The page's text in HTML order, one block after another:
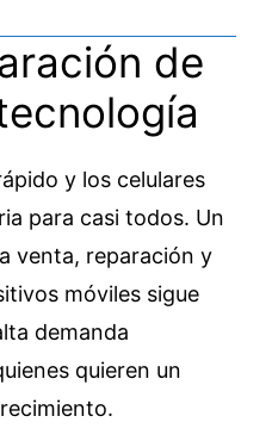
de
y los celulares
para casi todos. Un
venta, reparación y
móviles sigue
demanda
quieren un